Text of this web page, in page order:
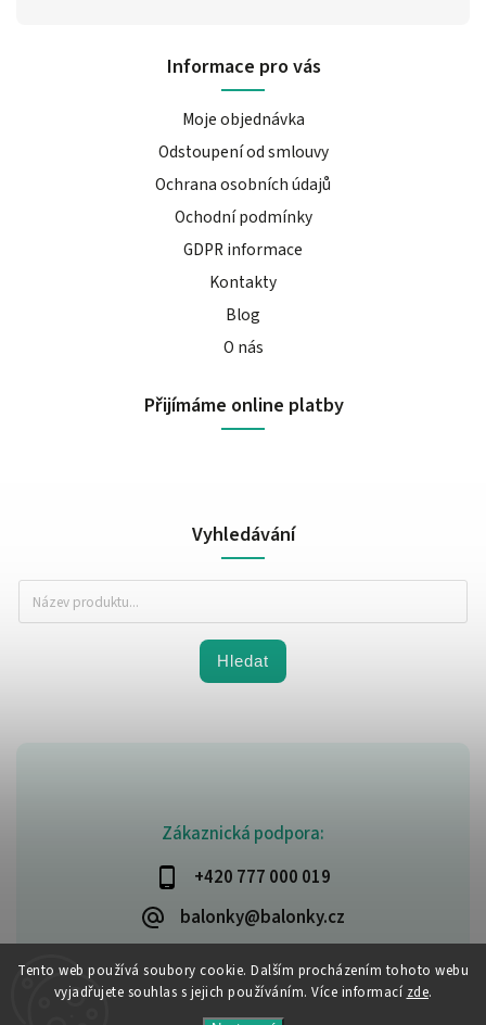
Tento web používá soubory cookie. Dalším procházením tohoto webu
vyjadřujete souhlas s jejich používáním. Více informací zde.
Zákaznická podpora:
+420 777 000 019
balonky@balonky.cz
Informace pro vás
Moje objednávka
Odstoupení od smlouvy
Ochrana osobních údajů
Ochodní podmínky
GDPR informace
Kontakty
Blog
O nás
Přijímáme online platby
Vyhledávání
Hledat
Party-narozeniny. Všechna práva vyhrazena.